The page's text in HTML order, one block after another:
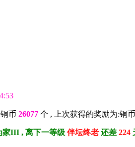
币 26077 个 , 上次获得的奖励为:铜币
家III , 离下一等级 伴坛终老 还差 224